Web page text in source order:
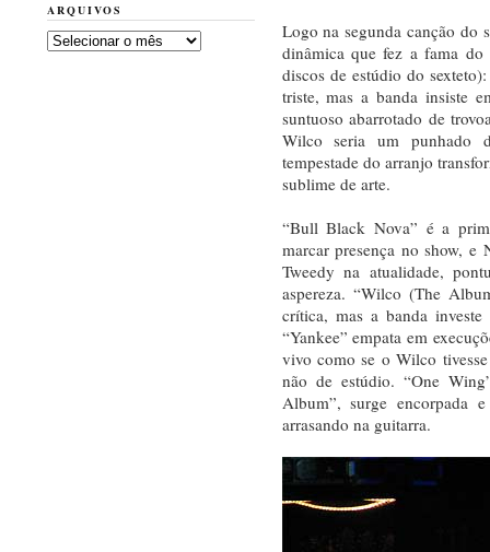
Logo na segunda canção do
dinâmica que fez a fama
discos de estúdio do
triste, mas a banda insiste
suntuoso abarrotado de
Wilco seria um punhado
tempestade do arranjo
sublime de arte.
“Bull Black Nova” é a
marcar presença no show,
Tweedy na atualidade,
aspereza. “Wilco (The
crítica, mas a banda
“Yankee” empata em
vivo como se o Wilco
não de estúdio. “One
Album”, surge encorpada
arrasando na guitarra.
ARQUIVOS
Arquivos